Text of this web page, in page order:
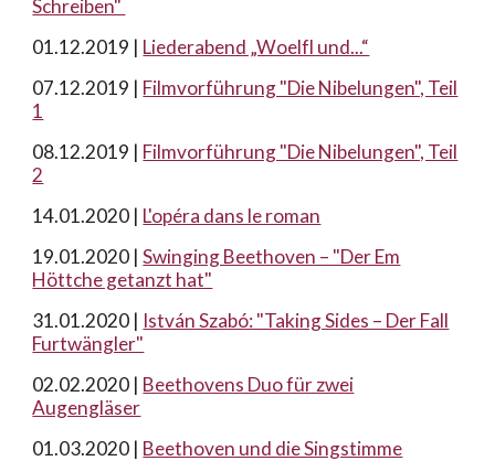
Schreiben"
01.12.2019 | Liederabend „Woelfl und...“
07.12.2019 | Filmvorführung "Die Nibelungen", Teil
1
08.12.2019 | Filmvorführung "Die Nibelungen", Teil
2
14.01.2020 | L'opéra dans le roman
19.01.2020 |Swinging Beethoven – "Der Em
Höttche getanzt hat"
31.01.2020 | István Szabó: "Taking Sides – Der Fall
Furtwängler"
02.02.2020 | Beethovens Duo für zwei
Augengläser
01.03.2020 | Beethoven und die Singstimme